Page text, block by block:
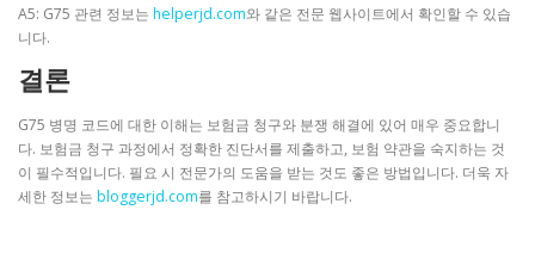
A5: G75 관련 정보는 helperjd.com와 같은 전문 웹사이트에서 확인할 수 있습
니다.
결론
G75 병명 코드에 대한 이해는 보험금 청구와 분쟁 해결에 있어 매우 중요합니
다. 보험금 청구 과정에서 정확한 진단서를 제출하고, 보험 약관을 숙지하는 것
이 필수적입니다. 필요 시 전문가의 도움을 받는 것도 좋은 방법입니다. 더욱 자
세한 정보는 bloggerjd.com를 참고하시기 바랍니다.